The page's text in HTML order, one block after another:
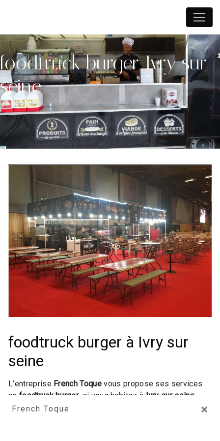
French Toque ×
foodtruck burger Ivry sur
seine
foodtruck burger à Ivry sur
seine
L’entreprise French Toque vous propose ses services
en foodtruck burger, si vous habitez à Ivry sur seine.
Entreprise usant d’une expérience et d’un savoir-faire de